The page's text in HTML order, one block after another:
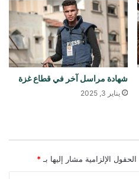
شهادة مراسل آخر في قطاع غزة
يناير 3, 2025
الحقول الإلزامية مشار إليها بـ *